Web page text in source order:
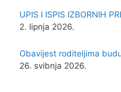
UPIS I ISPIS IZBORNIH
2. lipnja 2026.
Obavijest roditeljima
26. svibnja 2026.